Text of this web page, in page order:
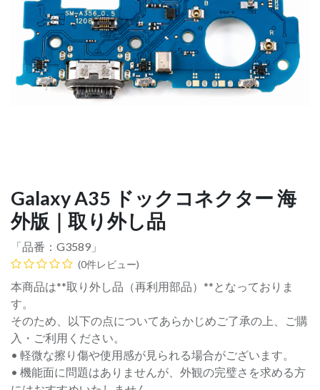
Galaxy A35 ドックコネクター 海
外版｜取り外し品
「品番： G3589 」
(0件レビュー)
本商品は**取り外し品（再利用部品）**となっておりま
す。
そのため、以下の点についてあらかじめご了承の上、ご購
入・ご利用ください。
• 軽微な擦り傷や使用感が見られる場合がございます。
• 機能面に問題はありませんが、外観の完璧さを求める方